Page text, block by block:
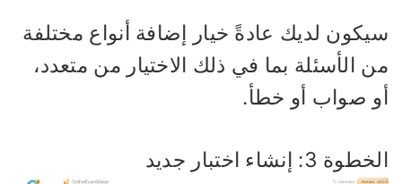
لديك عادةً خيار إضافة أنواع مختلفة
الأسئلة بما في ذلك الاختيار من متعدد،
صواب أو خطأ.
3: إنشاء اختبار جديد